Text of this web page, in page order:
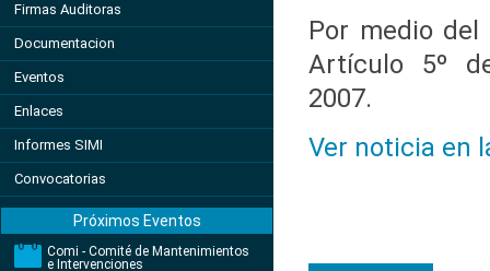
Firmas Auditoras
Documentacion
Eventos
Enlaces
Informes SIMI
Convocatorias
Próximos Eventos
Comi - Comité de Mantenimientos
e Intervenciones
Por medio
Artículo 5º
2007.
Ver noticia en